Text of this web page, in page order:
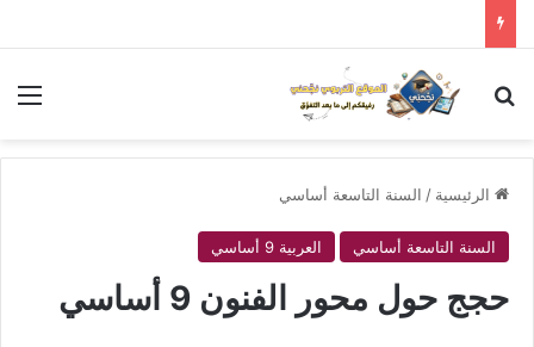
بحث عن
الرئيسية / السنة التاسعة أساسي
السنة التاسعة أساسي العربية 9 أساسي
حجج حول محور الفنون 9 أساسي